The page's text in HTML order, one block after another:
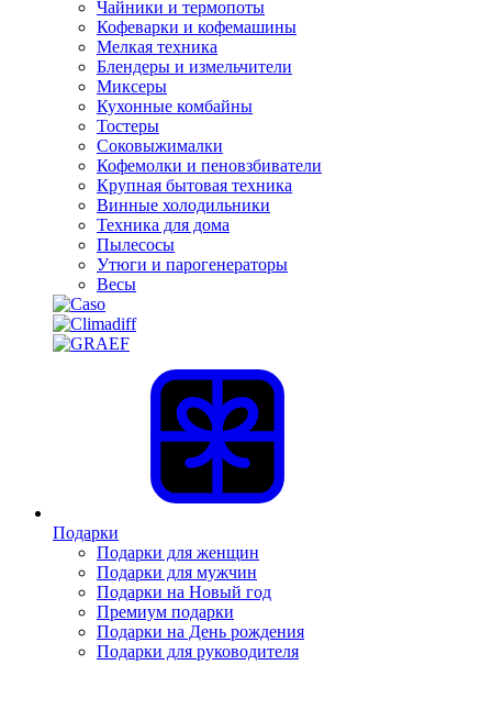
Чайники и термопоты
Кофеварки и кофемашины
Мелкая техника
Блендеры и измельчители
Миксеры
Кухонные комбайны
Тостеры
Соковыжималки
Кофемолки и пеновзбиватели
Крупная бытовая техника
Винные холодильники
Техника для дома
Пылесосы
Утюги и парогенераторы
Весы
Подарки
Подарки для женщин
Подарки для мужчин
Подарки на Новый год
Премиум подарки
Подарки на День рождения
Подарки для руководителя